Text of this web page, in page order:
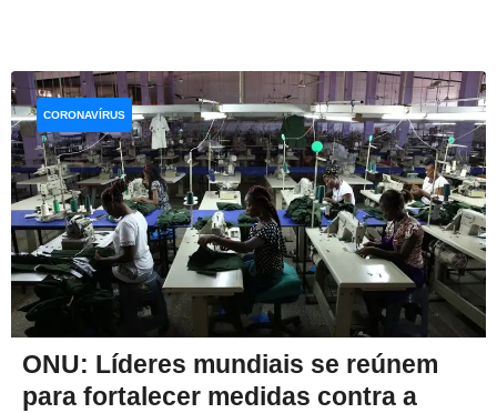
ONU: Líderes mundiais se reúnem
para fortalecer medidas contra a
CORONAVÍRUS